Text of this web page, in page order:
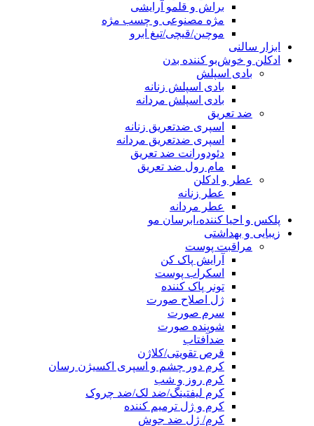
براش و قلمو آرایشی
مژه مصنوعی و چسب مژه
موچین/قیچی/تیغ ابرو
ابزار سالنی
ادکلن و خوش‌بو کننده بدن
بادی اسپلش
بادی اسپلش زنانه
بادی اسپلش مردانه
ضد تعریق
اسپری ضدتعریق زنانه
اسپری ضدتعریق مردانه
دئودورانت ضد تعریق
مام رول ضد تعریق
عطر و ادکلن
عطر زنانه
عطر مردانه
پلکس و احیا کننده،ابرسان مو
زیبایی و بهداشتی
مراقبت پوست
آرایش پاک کن
اسکراب پوست
تونر پاک کننده
ژل اصلاح صورت
سرم صورت
شوینده صورت
ضدآفتاب
قرص تقویتی/کلاژن
کرم دور چشم و اسپری اکسیژن رسان
کرم روز و شب
کرم لیفتینگ/ضد لک/ضد چروک
کرم و ژل ترمیم کننده
کرم/ ژل ضد جوش